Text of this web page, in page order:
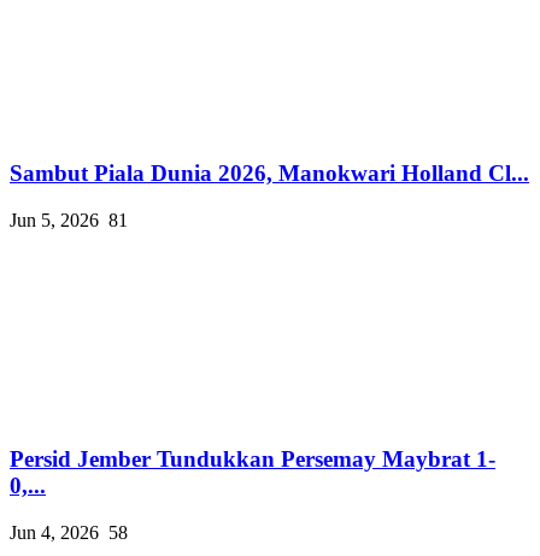
Sambut Piala Dunia 2026, Manokwari Holland Cl...
Jun 5, 2026 81
Persid Jember Tundukkan Persemay Maybrat 1-
0,...
Jun 4, 2026 58